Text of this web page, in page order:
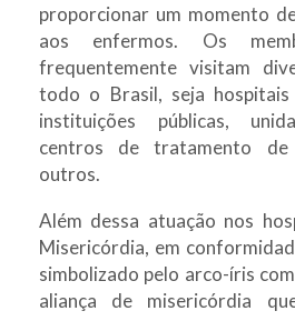
proporcionar um momento
aos enfermos. Os
frequentemente visitam
todo o Brasil, seja
instituições públicas,
centros de tratamento de
outros.
Além dessa atuação nos
Misericórdia, em
simbolizado pelo arco-íris
aliança de misericórdia